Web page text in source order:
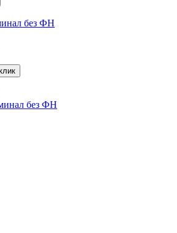
без ФН
без ФН